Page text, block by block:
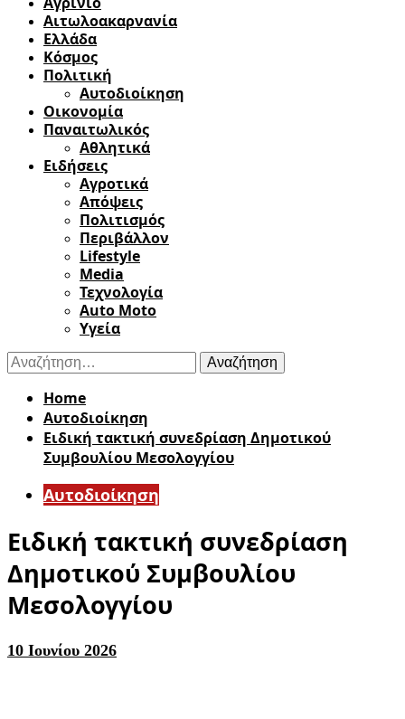
Αιτωλοακαρνανία
Ελλάδα
Κόσμος
Πολιτική
Αυτοδιοίκηση
Οικονομία
Παναιτωλικός
Αθλητικά
Ειδήσεις
Αγροτικά
Απόψεις
Πολιτισμός
Περιβάλλον
Lifestyle
Media
Τεχνολογία
Auto Moto
Υγεία
Αναζήτηση
για:
Home
Αυτοδιοίκηση
Ειδική τακτική συνεδρίαση Δημοτικού
Συμβουλίου Μεσολογγίου
Αυτοδιοίκηση
Ειδική τακτική συνεδρίαση
Δημοτικού Συμβουλίου
Μεσολογγίου
10 Ιουνίου 2026